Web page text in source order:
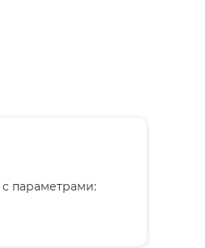
с параметрами: